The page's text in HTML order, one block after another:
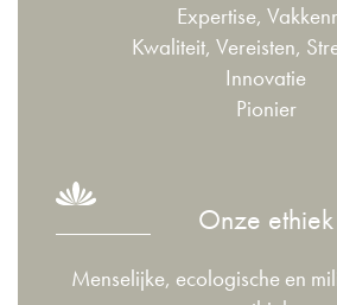
Expertise,
Kwaliteit, Vereisten,
Innovatie
Pionier
Onze ethiek
Menselijke, ecologische en